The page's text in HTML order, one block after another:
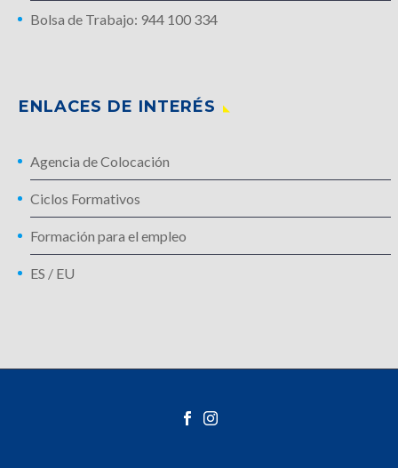
Bolsa de Trabajo: 944 100 334
ENLACES DE INTERÉS
Agencia de Colocación
Ciclos Formativos
Formación para el empleo
ES / EU